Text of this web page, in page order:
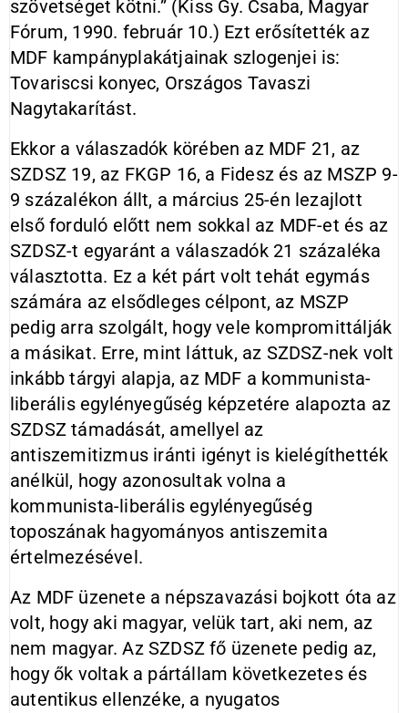
szövetséget kötni.” (Kiss Gy. Csaba, Magyar
Fórum, 1990. február 10.) Ezt erősítették az
MDF kampányplakátjainak szlogenjei is:
Tovariscsi konyec, Országos Tavaszi
Nagytakarítást.
Ekkor a válaszadók körében az MDF 21, az
SZDSZ 19, az FKGP 16, a Fidesz és az MSZP 9-
9 százalékon állt, a március 25-én lezajlott
első forduló előtt nem sokkal az MDF-et és az
SZDSZ-t egyaránt a válaszadók 21 százaléka
választotta. Ez a két párt volt tehát egymás
számára az elsődleges célpont, az MSZP
pedig arra szolgált, hogy vele kompromittálják
a másikat. Erre, mint láttuk, az SZDSZ-nek volt
inkább tárgyi alapja, az MDF a kommunista-
liberális egylényegűség képzetére alapozta az
SZDSZ támadását, amellyel az
antiszemitizmus iránti igényt is kielégíthették
anélkül, hogy azonosultak volna a
kommunista-liberális egylényegűség
toposzának hagyományos antiszemita
értelmezésével.
Az MDF üzenete a népszavazási bojkott óta az
volt, hogy aki magyar, velük tart, aki nem, az
nem magyar. Az SZDSZ fő üzenete pedig az,
hogy ők voltak a pártállam következetes és
autentikus ellenzéke, a nyugatos